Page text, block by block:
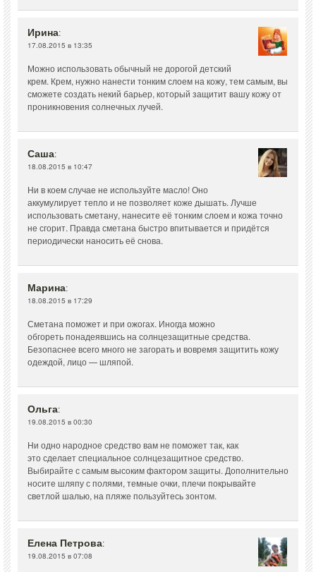
Ирина:
17.08.2015 в 13:35
Можно использовать обычный не дорогой детский
крем. Крем, нужно нанести тонким слоем на кожу, тем самым, вы
сможете создать некий барьер, который защитит вашу кожу от
проникновения солнечных лучей.
Саша:
18.08.2015 в 10:47
Ни в коем случае не используйте масло! Оно
аккумулирует тепло и не позволяет коже дышать. Лучше
использовать сметану, нанесите её тонким слоем и кожа точно
не сгорит. Правда сметана быстро впитывается и придётся
периодически наносить её снова.
Марина:
18.08.2015 в 17:29
Сметана поможет и при ожогах. Иногда можно
обгореть понадеявшись на солнцезащитные средства.
Безопаснее всего много не загорать и вовремя защитить кожу
одеждой, лицо — шляпой.
Ольга:
19.08.2015 в 00:30
Ни одно народное средство вам не поможет так, как
это сделает специальное солнцезащитное средство.
Выбирайте с самым высоким фактором защиты. Дополнительно
носите шляпу с полями, темные очки, плечи покрывайте
светлой шалью, на пляже пользуйтесь зонтом.
Елена Петрова:
19.08.2015 в 07:08